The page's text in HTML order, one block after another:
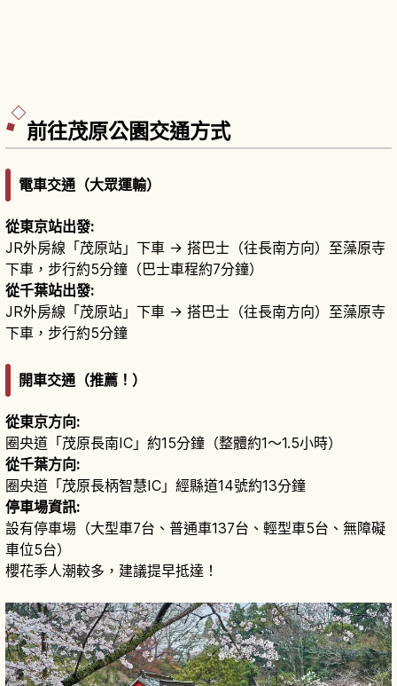
前往茂原公園交通方式
電車交通（大眾運輸）
從東京站出發:
JR外房線「茂原站」下車 → 搭巴士（往長南方向）至藻原寺
下車，步行約5分鐘（巴士車程約7分鐘）
從千葉站出發:
JR外房線「茂原站」下車 → 搭巴士（往長南方向）至藻原寺
下車，步行約5分鐘
開車交通（推薦！）
從東京方向:
圈央道「茂原長南IC」約15分鐘（整體約1～1.5小時）
從千葉方向:
圈央道「茂原長柄智慧IC」經縣道14號約13分鐘
停車場資訊:
設有停車場（大型車7台、普通車137台、輕型車5台、無障礙
車位5台）
櫻花季人潮較多，建議提早抵達！